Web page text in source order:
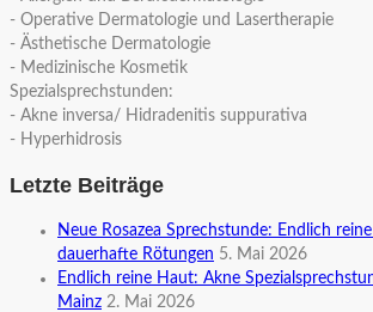
- Operative Dermatologie und Lasertherapie
- Ästhetische Dermatologie
- Medizinische Kosmetik
Spezialsprechstunden:
- Akne inversa/ Hidradenitis suppurativa
- Hyperhidrosis
Letzte Beiträge
Neue Rosazea Sprechstunde: Endlich
dauerhafte Rötungen 5. Mai 2026
Endlich reine Haut: Akne
Mainz 2. Mai 2026